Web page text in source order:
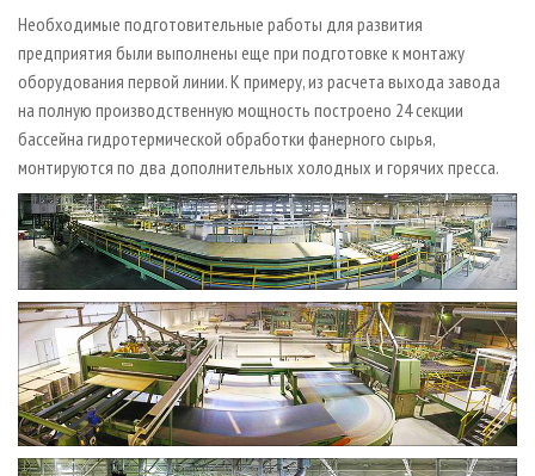
Необходимые подготовительные работы для развития
предприятия были выполнены еще при подготовке к монтажу
оборудования первой линии. К примеру, из расчета выхода завода
на полную производственную мощность построено 24 секции
бассейна гидротермической обработки фанерного сырья,
монтируются по два дополнительных холодных и горячих пресса.